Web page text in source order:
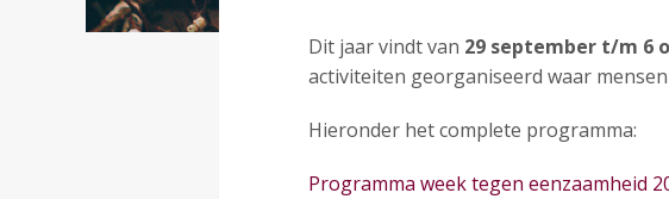
Dit jaar vindt van 29 september t/m 6
activiteiten georganiseerd waar
Hieronder het complete programma:
Programma week tegen eenzaamheid